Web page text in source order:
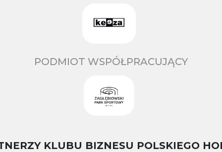
PODMIOT WSPÓŁPRACUJĄCY
KLUBU BIZNESU POLSKIEGO